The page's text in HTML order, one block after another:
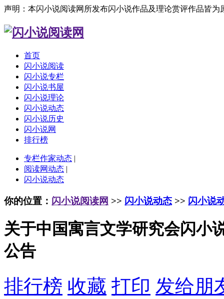
声明：本闪小说阅读网所发布闪小说作品及理论赏评作品皆
首页
闪小说阅读
闪小说专栏
闪小说书屋
闪小说理论
闪小说动态
闪小说历史
闪小说网
排行榜
专栏作家动态 |
阅读网动态 |
闪小说动态
你的位置： 闪小说阅读网 >> 闪小说动态 >> 闪小说
关于中国寓言文学研究会闪小
公告
排行榜 收藏 打印 发给朋